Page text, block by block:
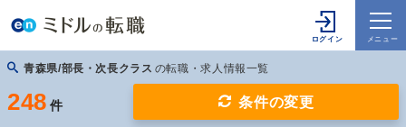
青森県/部長・次長クラス の転職・求人情報一覧
248 件 条件の変更